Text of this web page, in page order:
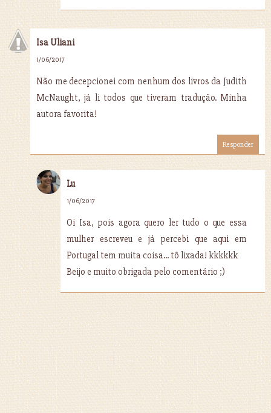
Isa Uliani
1/06/2017
Não me decepcionei com nenhum dos livros da Judith
McNaught, já li todos que tiveram tradução. Minha
autora favorita!
Responder
Lu
1/06/2017
Oi Isa, pois agora quero ler tudo o que essa
mulher escreveu e já percebi que aqui em
Portugal tem muita coisa... tô lixada! kkkkkk
Beijo e muito obrigada pelo comentário ;)